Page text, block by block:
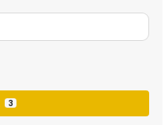
3